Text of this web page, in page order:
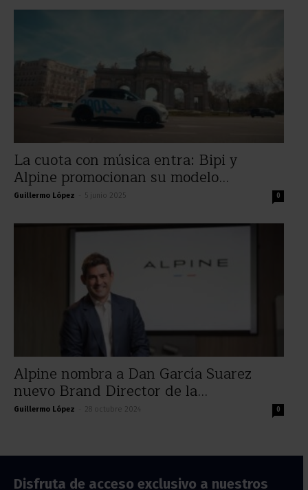
La cuota con música entra: Bipi y
Alpine promocionan su modelo...
Guillermo López 5 junio 2025 0
Alpine nombra a Dan García Suarez
nuevo Brand Director de la...
Guillermo López 28 octubre 2024 0
Disfruta de acceso exclusivo a nuestros
Recibe toda la actualidad del motor en tu email.
He leído y acepto la política de privacidad